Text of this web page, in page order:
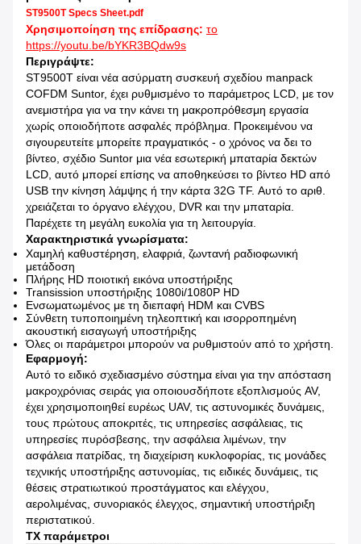
ST9500T Specs Sheet.pdf
Χρησιμοποίηση της επίδρασης: το
https://youtu.be/bYKR3BQdw9s
Περιγράψτε:
ST9500T είναι νέα ασύρματη συσκευή σχεδίου manpack
COFDM Suntor, έχει ρυθμισμένο το παράμετρος LCD, με τον
ανεμιστήρα για να την κάνει τη μακροπρόθεσμη εργασία
χωρίς οποιοδήποτε ασφαλές πρόβλημα. Προκειμένου να
σιγουρευτείτε μπορείτε πραγματικός - ο χρόνος να δει το
βίντεο, σχέδιο Suntor μια νέα εσωτερική μπαταρία δεκτών
LCD, αυτό μπορεί επίσης να αποθηκεύσει το βίντεο HD από
USB την κίνηση λάμψης ή την κάρτα 32G TF. Αυτό το αριθ.
χρειάζεται το όργανο ελέγχου, DVR και την μπαταρία.
Παρέχετε τη μεγάλη ευκολία για τη λειτουργία.
Χαρακτηριστικά γνωρίσματα:
Χαμηλή καθυστέρηση, ελαφριά, ζωντανή ραδιοφωνική
μετάδοση
Πλήρης HD ποιοτική εικόνα υποστήριξης
Transission υποστήριξης 1080i/1080P HD
Ενσωματωμένος με τη διεπαφή HDM και CVBS
Σύνθετη τυποποιημένη τηλεοπτική και ισορροπημένη
ακουστική εισαγωγή υποστήριξης
Όλες οι παράμετροι μπορούν να ρυθμιστούν από το χρήστη.
Εφαρμογή:
Αυτό το ειδικό σχεδιασμένο σύστημα είναι για την απόσταση
μακροχρόνιας σειράς για οποιουσδήποτε εξοπλισμούς AV,
έχει χρησιμοποιηθεί ευρέως UAV, τις αστυνομικές δυνάμεις,
τους πρώτους αποκριτές, τις υπηρεσίες ασφάλειας, τις
υπηρεσίες πυρόσβεσης, την ασφάλεια λιμένων, την
ασφάλεια πατρίδας, τη διαχείριση κυκλοφορίας, τις μονάδες
τεχνικής υποστήριξης αστυνομίας, τις ειδικές δυνάμεις, τις
θέσεις στρατιωτικού προστάγματος και ελέγχου,
αερολιμένας, συνοριακός έλεγχος, σημαντική υποστήριξη
περιστατικού.
TX παράμετροι